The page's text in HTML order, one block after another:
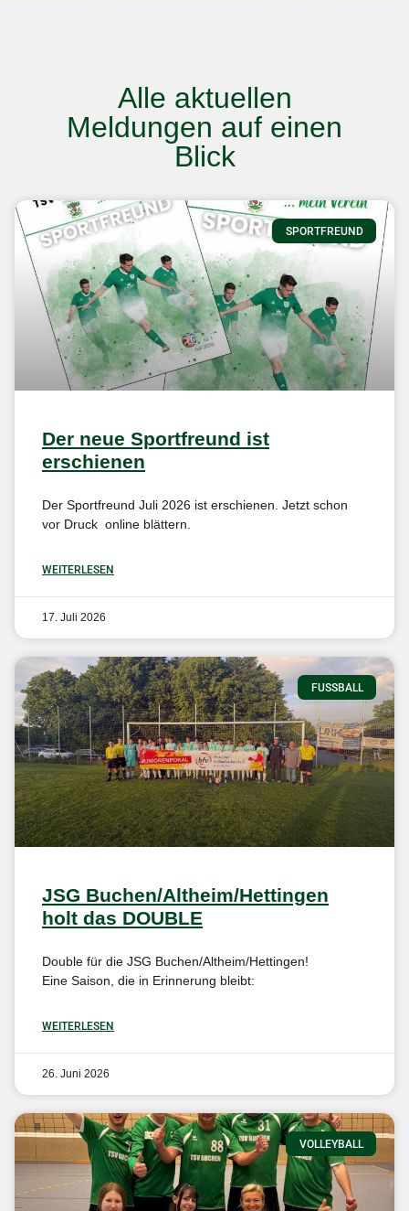
llAlle aktuellen
Meldungen auf einen
Blick
SPORTFREUND
Der neue Sportfreund ist
erschienen
Der Sportfreund Juli 2026 ist erschienen. Jetzt schon
vor Druck online blättern.
WEITERLESEN
17. Juli 2026
FUSSBALL
JSG Buchen/Altheim/Hettingen
holt das DOUBLE
Double für die JSG Buchen/Altheim/Hettingen!
Eine Saison, die in Erinnerung bleibt:
WEITERLESEN
26. Juni 2026
VOLLEYBALL